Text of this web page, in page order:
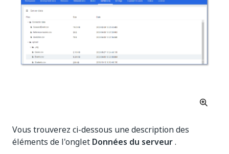
Vous trouverez ci-dessous une description des
éléments de l'onglet Données du serveur.